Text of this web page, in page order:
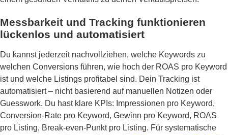
Messbarkeit und Tracking funktionieren
lückenlos und automatisiert
Du kannst jederzeit nachvollziehen, welche Keywords zu
welchen Conversions führen, wie hoch der ROAS pro Keyword
ist und welche Listings profitabel sind. Dein Tracking ist
automatisiert – nicht basierend auf manuellen Notizen oder
Guesswork. Du hast klare KPIs: Impressionen pro Keyword,
Conversion-Rate pro Keyword, Gewinn pro Keyword, ROAS
pro Listing, Break-even-Punkt pro Listing. Für systematische